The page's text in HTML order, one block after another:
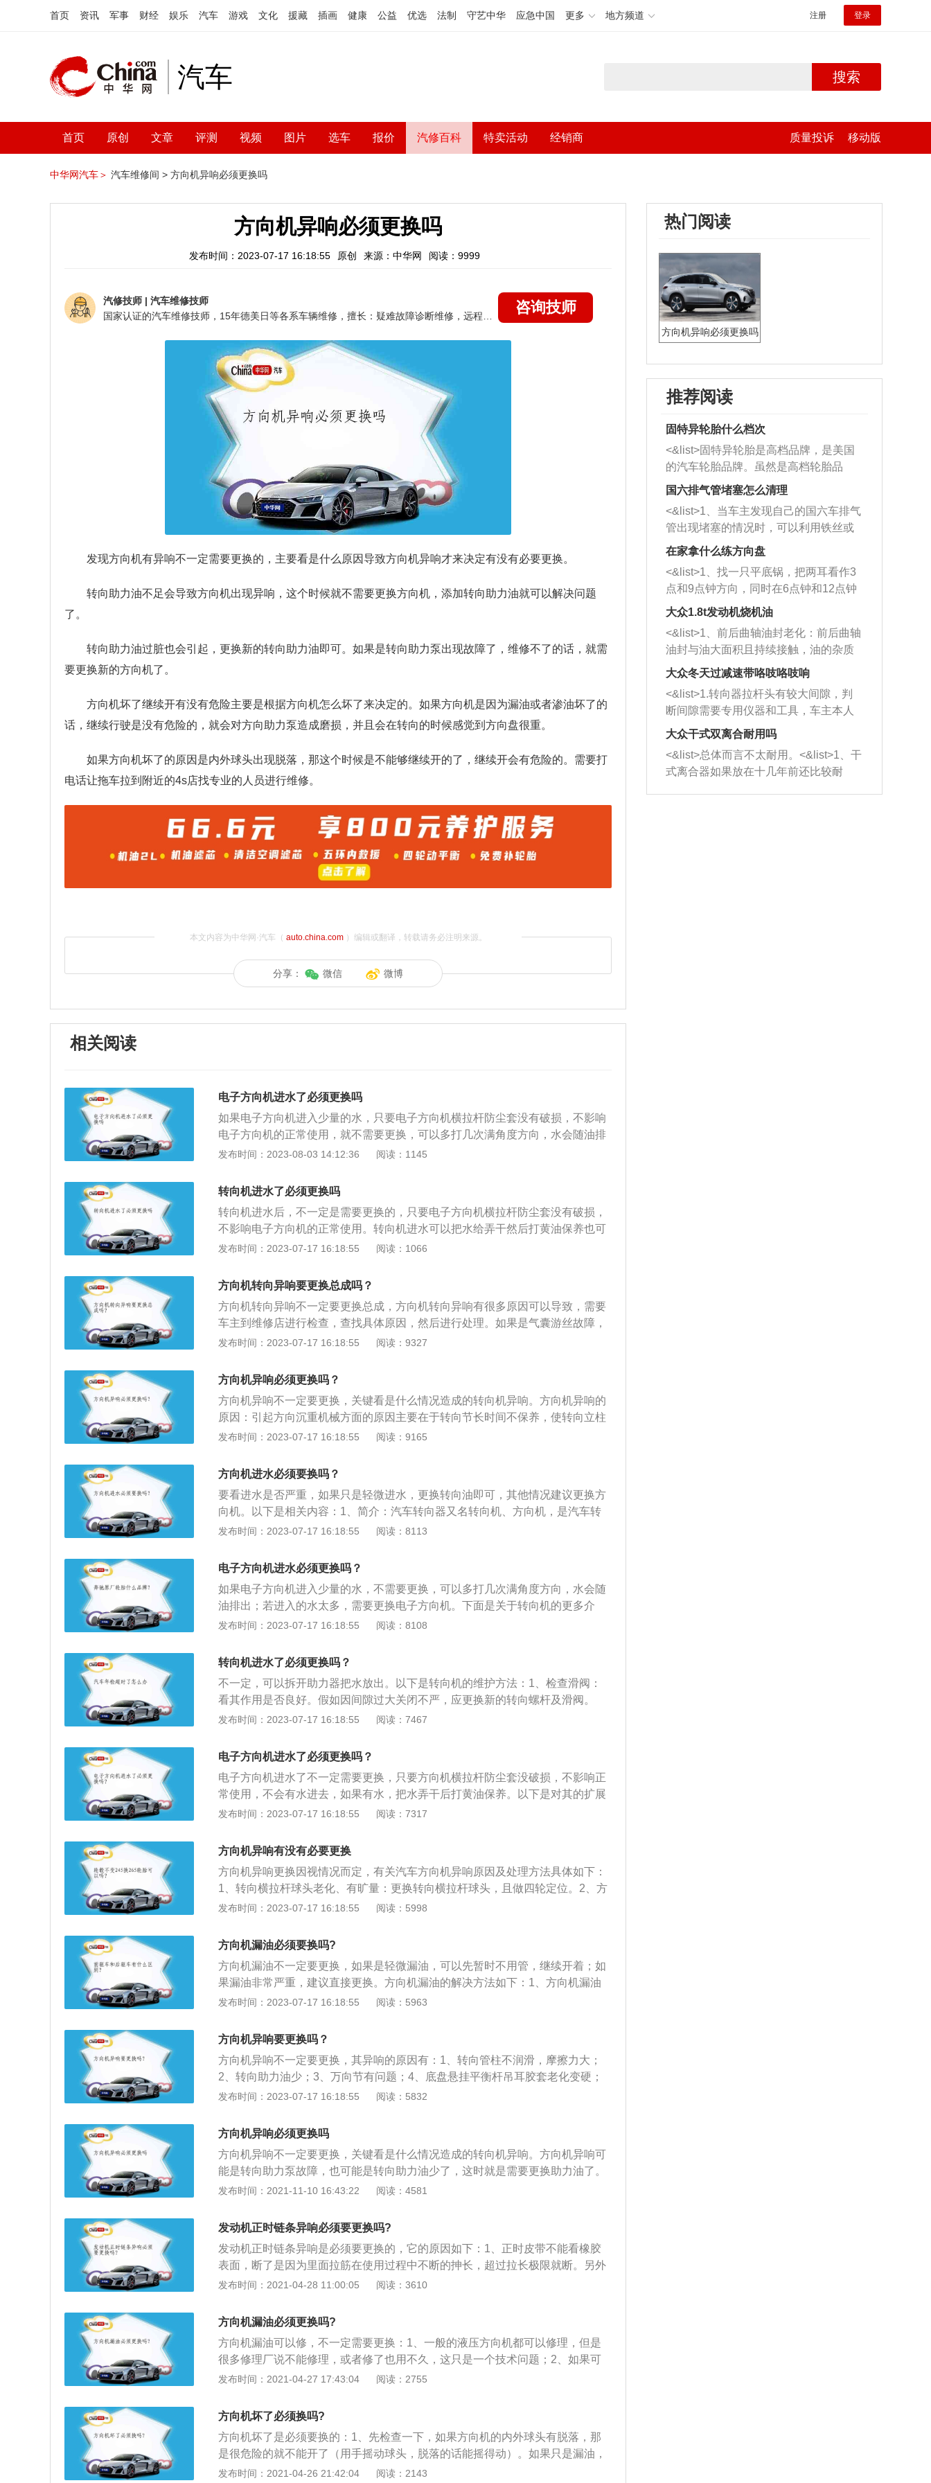
首页 资讯 军事 财经 娱乐 汽车 游戏 文化 援藏 插画 健康 公益 优选 法制 守艺中华 应急中国 更多 地方频道 注册 登录
汽车 搜索
首页 原创 文章 评测 视频 图片 选车 报价 汽修百科 特卖活动 经销商 质量投诉 移动版
中华网汽车＞ 汽车维修间 > 方向机异响必须更换吗
方向机异响必须更换吗
发布时间：2023-07-17 16:18:55 原创 来源：中华网 阅读：9999
汽修技师 | 汽车维修技师
咨询技师
发现方向机有异响不一定需要更换的，主要看是什么原因导致方向机异响才来决定有没有必要更换。
转向助力油不足会导致方向机出现异响，这个时候就不需要更换方向机，添加转向助力油就可以解决问题
了。
转向助力油过脏也会引起，更换新的转向助力油即可。如果是转向助力泵出现故障了，维修不了的话，就需
要更换新的方向机了。
方向机坏了继续开有没有危险主要是根据方向机怎么坏了来决定的。如果方向机是因为漏油或者渗油坏了的
话，继续行驶是没有危险的，就会对方向助力泵造成磨损，并且会在转向的时候感觉到方向盘很重。
如果方向机坏了的原因是内外球头出现脱落，那这个时候是不能够继续开的了，继续开会有危险的。需要打
电话让拖车拉到附近的4s店找专业的人员进行维修。
本文内容为中华网·汽车（ auto.china.com）编辑或翻译，转载请务必注明来源。
分享： 微信 微博
相关阅读
电子方向机进水了必须更换吗
如果电子方向机进入少量的水，只要电子方向机横拉杆防尘套没有破损，不影响
电子方向机的正常使用，就不需要更换，可以多打几次满角度方向，水会随油排
出，把水给弄干然后打黄油保养就正常的使用了；若进入的水太多，电子方向机
绍：1、分类：主要分为齿轮齿条式转向和蜗轮蜗杆式转向。按传能介质的不
同，动力转向器有气压式和液压式两种。装载质量特大的货车不宜采用气压动力
转向器，因为气压系统的工作压力较低（一般不高于0.7MPa），用于重型汽车上
时，其部件尺寸将过于庞大。液压动力转向器的工作压力可高达10MPa以上，故
其部件尺寸很小。2、工作原理：转向机采用动力转向系统的汽车转向所需的能
轻松、方便的目的。
发布时间：2023-08-03 14:12:36 阅读：1145
转向机进水了必须更换吗
转向机进水后，不一定是需要更换的，只要电子方向机横拉杆防尘套没有破损，
不影响电子方向机的正常使用。转向机进水可以把水给弄干然后打黄油保养也可
以正常的使用。经常检查方向机两侧的防护套及方向机上部与万向十字轴连接的
后，水和灰尘沙土就通过破损处进入转向机内部，破坏齿轮齿条的润滑脂油膜，
导致转向机内部出现锈蚀，异常磨损等现象。方向机刚进水的时候会导致方向沉
重，如果进水的时间长了，那就很严重了，有可能会出现卡死现象，要是在行驶
中出现问题，后果就很严重。如果不立即处理掉内部的水，在短期内就会造成方
向机的报废。所以至少每月检查一次防尘护套的状态，要是发现护套有破损现象
发布时间：2023-07-17 16:18:55 阅读：1066
方向机转向异响要更换总成吗？
方向机转向异响不一定要更换总成，方向机转向异响有很多原因可以导致，需要
车主到维修店进行检查，查找具体原因，然后进行处理。如果是气囊游丝故障，
若发现声音是从方向盘里面发出来的，这个问题多数是方向盘里面的气囊游丝干
了。当方向盘转向有异响时，如果发现方向柱与脚垫摩擦声音，如果在打方向盘
的时候发现异响声音是从方向盘下面传来的，就要检查方向柱与汽车脚垫，因为
汽车后安装的脚垫太大，与转向柱有着直接的接触，随着转向柱的转动就会产生
摩擦，若缺少润滑，就会产生摩擦声，这种情况只要涂点润滑油即可。
发布时间：2023-07-17 16:18:55 阅读：9327
方向机异响必须更换吗？
方向机异响不一定要更换，关键看是什么情况造成的转向机异响。方向机异响的
原因：引起方向沉重机械方面的原因主要在于转向节长时间不保养，使转向立柱
和衬套严重缺油、磨损甚至烧蚀，都会引起方向沉重。因此在保养时，必须向转
间隙过大，需要更换转向机。汽车方向机的作用：方向机的作用是在方向盘转动
幅度与轮胎成比例的转动幅度的前提下减小方向盘控制力；用来改变或维持汽车
行驶或倒车方向的一系列装置被称为汽车转向系统（转向系统）。
发布时间：2023-07-17 16:18:55 阅读：9165
方向机进水必须要换吗？
要看进水是否严重，如果只是轻微进水，更换转向油即可，其他情况建议更换方
向机。以下是相关内容：1、简介：汽车转向器又名转向机、方向机，是汽车转
向系中最重要的部件。其作用是增大转向盘传递至转向传动机构的力和改变力的
难，转向不足或转向过度，方向盘抖动，方向摇晃，转向沉重，汽车方向机异响
等。3、保养注意事项：避免原地转动方向盘，在车移动后再打方向。车停稳后
把方向盘回到正中位置，避免承受负荷。
发布时间：2023-07-17 16:18:55 阅读：8113
电子方向机进水必须更换吗？
如果电子方向机进入少量的水，不需要更换，可以多打几次满角度方向，水会随
油排出；若进入的水太多，需要更换电子方向机。下面是关于转向机的更多介
绍：1、分类：主要分为齿轮齿条式转向和蜗轮蜗杆式转向。按传能介质的不
转向器，因为气压系统的工作压力较低(一般不高于0.7MPa)，用于重型汽车上
时，其部件尺寸将过于庞大。液压动力转向器的工作压力可高达10MPa以上，故
其部件尺寸很小。2、工作原理：转向机采用动力转向系统的汽车转向所需的能
量，代替部分驾驶员提供的体能，以减轻司机转向时的用力度，达到开车时司机
轻松、方便的目的。
发布时间：2023-07-17 16:18:55 阅读：8108
转向机进水了必须更换吗？
不一定，可以拆开助力器把水放出。以下是转向机的维护方法：1、检查滑阀：
看其作用是否良好。假如因间隙过大关闭不严，应更换新的转向螺杆及滑阀。
2、检查助力活塞上的密封环：阀室体径向环槽的中间密封环的密封作用是否良
阀球及阀座是否密封：假如因脏物垫起而关闭不严，应彻底清洗。假如阀体本身
导致关闭不严，应更换新件。
发布时间：2023-07-17 16:18:55 阅读：7467
电子方向机进水了必须更换吗？
电子方向机进水了不一定需要更换，只要方向机横拉杆防尘套没破损，不影响正
常使用，不会有水进去，如果有水，把水弄干后打黄油保养。以下是对其的扩展
介绍：1、检查转向机：经常检查方向机两侧的防护套及方向机上部与万向十字
护套损坏后，水和灰尘沙土就通过破损处进入转向机内部，破坏齿轮齿条的润滑
脂油膜，导致转向机内部出现锈蚀，异常磨损等现象。2、建议：如不立即处理
掉内部的水和沙土，在短期内就会造成方向机的报废。所以至少每月检查一次防
尘护套的状态，如发现护套有破损现象必须马上更换，并且在更换前对方向机做
全面的检查和保养。
发布时间：2023-07-17 16:18:55 阅读：7317
方向机异响有没有必要更换
方向机异响更换因视情况而定，有关汽车方向机异响原因及处理方法具体如下：
1、转向横拉杆球头老化、有旷量：更换转向横拉杆球头，且做四轮定位。2、方
向机防尘套漏油：更换防尘套或者重新打黄油。3、转向机故障：可能是转向机
检查转向助力油容量，并需调整皮带松紧度或者更换皮带。
发布时间：2023-07-17 16:18:55 阅读：5998
方向机漏油必须要换吗?
方向机漏油不一定要更换，如果是轻微漏油，可以先暂时不用管，继续开着；如
果漏油非常严重，建议直接更换。方向机漏油的解决方法如下：1、方向机漏油
维修都需要拆卸，如果拆修时存在操作不当等原因，不但维修不好，还会更加麻
致，特别是三年以上的汽车，橡胶密封件时间长会老化变硬，再加上长时间受温
度变化影响，越来越严重。3、密封件收缩变硬失去弹性就会漏油，如果一直不
更换，时间长后会造成方向机齿条磨损间隙过大，造成打方向或行驶异响，严重
的话会造成打方向变重，导致没有方向助力。
发布时间：2023-07-17 16:18:55 阅读：5963
方向机异响要更换吗？
方向机异响不一定要更换，其异响的原因有：1、转向管柱不润滑，摩擦力大；
2、转向助力油少；3、万向节有问题；4、底盘悬挂平衡杆吊耳胶套老化变硬；
5、平面轴承损坏。方向机又称转向器，是汽车用于转向功能的重要的零件，也
力和改变力的传递方向。方向机根据结构特点不同可分为：1、齿轮齿条式转向
器；2、循环球式转向器；3、蜗杆滚轮式转向器；4、蜗杆指销式转向器。
发布时间：2023-07-17 16:18:55 阅读：5832
方向机异响必须更换吗
方向机异响不一定要更换，关键看是什么情况造成的转向机异响。方向机异响可
能是转向助力泵故障，也可能是转向助力油少了，这时就是需要更换助力油了。
汽车上的方向机也可以称之为转向器，它是车子上一个非常重要的零件，用来控
异响的原因有很多，可能是因为车子的平面轴承坏了，或是转向助力油不够了，
亦或是汽车的底盘悬挂平衡杆吊耳胶套已经老化且变硬了，等等。当我们在驾车
行驶的过程中如果听到方向机发出了咯噔咯噔的响声，最安全的方法就是找一个
危险系数最低的地方停车，若是感觉车子发出的异响挺严重的，最稳妥的办法就
是打电话求助、叫拖车。若是情况并不是很严重，异响只是间歇出现，且只是存
即可，但是一定不要大幅度的打方向盘，这样是很危险的。
发布时间：2021-11-10 16:43:22 阅读：4581
发动机正时链条异响必须要更换吗?
发动机正时链条异响是必须要更换的，它的原因如下：1、正时皮带不能看橡胶
表面，断了是因为里面拉筋在使用过程中不断的抻长，超过拉长极限就断。另外
到了使用周期该换的正时皮带，即使暂时没断也要换，因为皮带拉长后正时就不
里更换正时皮带。各种品，牌汽车的更换时间有所不同，可看看保养手册有具体
规定，按规定时间更换就行；2、正时皮带如果有故障，一般都有前兆，发动机
会产生异响。因此，经常听听发动机声音是否正常很有好处。特别是接近规定
（或达到）更换的公里数时，更应该注意随时听听发动机是否产生异响。建议接
近规定更换时间就提前更换，这样，可避免在使用中发生断裂而造成事故或损坏
调皮带全拆下，再拆右轮护板，曲轴皮带轮，正时皮带上下罩。对正位置后，先
拆惰轮，拿下正时皮带后，再拆张紧轮。装的时候先把惰轮装上紧死，把张紧轮
也装上但别紧死，上正时皮带，从惰轮这边开始上，按完正时皮带后，检查上下
发布时间：2021-04-28 11:00:05 阅读：3610
方向机漏油必须更换吗?
方向机漏油可以修，不一定需要更换：1、一般的液压方向机都可以修理，但是
很多修理厂说不能修理，或者修了也用不久，这只是一个技术问题；2、如果可
以找到有经验的汽车修理师傅来帮忙修理的话是不需要更换的；3、维修方向机
外，原车拆卸件也是一种选择。
发布时间：2021-04-27 17:43:04 阅读：2755
方向机坏了必须换吗?
方向机坏了是必须要换的：1、先检查一下，如果方向机的内外球头有脱落，那
是很危险的就不能开了（用手摇动球头，脱落的话能摇得动）。如果只是漏油，
是没有危险的，可以开的，只是对方向助力泵有磨损。如果方向重，也只是转弯
发布时间：2021-04-26 21:42:04 阅读：2143
热门阅读
方向机异响必须更换吗
推荐阅读
固特异轮胎什么档次
<&list>固特异轮胎是高档品牌，是美国
的汽车轮胎品牌。虽然是高档轮胎品
牌，但是中高低端的轮胎都有生产，这
也是为了更好的开拓市场。
国六排气管堵塞怎么清理
<&list>1、当车主发现自己的国六车排气
管出现堵塞的情况时，可以利用铁丝或
者是细棍，直接将杂物给取出来，如果
堵塞情况比较严重，也可以采取应急措
施。 <&list>2、直接利用木棍将所有的
杂物推到排气管里面的位置处，然后将
三元催化器拆解开，就可以将堵塞的东
西取出来。但如果是因为积碳过多引起
的堵塞，就需要将三元催化器泡在草酸
洗剂对堵塞的情况得到解决，将清洗剂
放在燃油箱中，与燃油混合后，车辆启
动时，就可以和汽油一起进入到燃烧
室，最后形成废气排出，就可以让三元
催化器得到清洗，排气管堵塞的情况就
能够得到解决。
在家拿什么练方向盘
<&list>1、找一只平底锅，把两耳看作3
点和9点钟方向，同时在6点钟和12点钟
方向做一个标记。 <&list>2、双手握住
一圈半的练习，往右同样也要打相同的
圈数。 <&list>3、最后强调要反复练
习，这样就可以形成肌肉记忆，在真实
驾驶车辆时，不需要记忆也能打好方
向。
大众1.8t发动机烧机油
<&list>1、前后曲轴油封老化：前后曲轴
油封与油大面积且持续接触，油的杂质
和发动机内持续温度变化使其密封效果
逐渐减弱，导致渗油或漏油。<&list>2、
活塞间隙过大：积碳会使活塞环与缸体
的间隙扩大，导致机油流入燃烧室中，
造成烧机油。<&list>3、机油粘度。使用
机油粘度过小的话，同样会有烧机油现
象，机油粘度过小具有很好的流动性，
大众冬天过减速带咯吱咯吱响
<&list>1.转向器拉杆头有较大间隙，判
断间隙需要专用仪器和工具，车主本人
无法制作，需要将车辆送到修理厂或4s
店；<&list>2.车辆半轴套管防尘罩破
裂，破裂后会出现漏油现象，使半轴磨
损严重，磨损的半轴容易损坏，产生异
响；<&list>3.稳定器的转向胶套和球头
大众干式双离合耐用吗
<&list>总体而言不太耐用。<&list>1、干
式离合器如果放在十几年前还比较耐